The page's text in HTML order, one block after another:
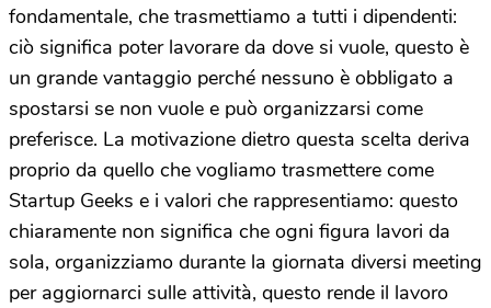
fondamentale, che trasmettiamo a tutti i dipendenti:
ciò significa poter lavorare da dove si vuole, questo è
un grande vantaggio perché nessuno è obbligato a
spostarsi se non vuole e può organizzarsi come
preferisce. La motivazione dietro questa scelta deriva
proprio da quello che vogliamo trasmettere come
Startup Geeks e i valori che rappresentiamo: questo
chiaramente non significa che ogni figura lavori da
sola, organizziamo durante la giornata diversi meeting
per aggiornarci sulle attività, questo rende il lavoro